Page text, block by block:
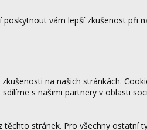
vám lepší zkušenost při
na našich stránkách.
s našimi partnery v oblasti
stránek. Pro všechny ostatní